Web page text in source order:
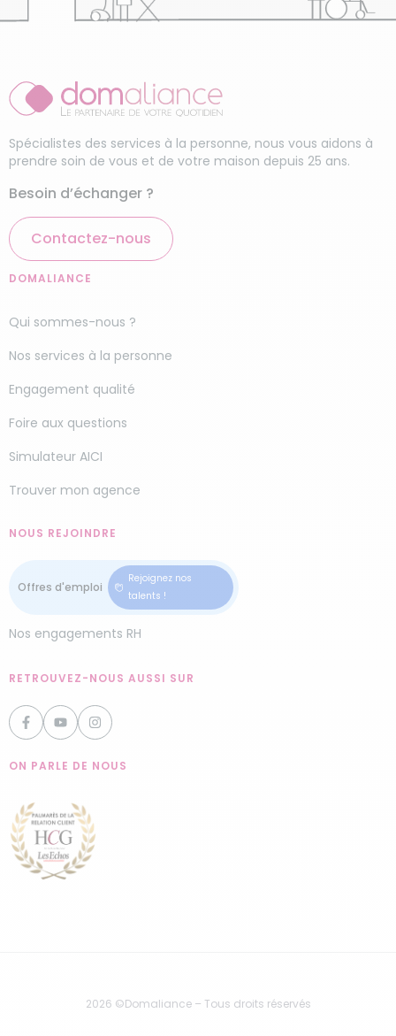
Spécialistes des services à la personne, nous vous aidons à
prendre soin de vous et de votre maison depuis 25 ans.
Besoin d’échanger ?
Contactez-nous
DOMALIANCE
Qui sommes-nous ?
Nos services à la personne
Engagement qualité
Foire aux questions
Simulateur AICI
Trouver mon agence
NOUS REJOINDRE
Rejoignez nos
talents !
Nos engagements RH
RETROUVEZ-NOUS AUSSI SUR
ON PARLE DE NOUS
2026 ©Domaliance – Tous droits réservés